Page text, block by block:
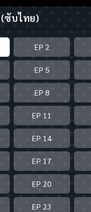
(ซับไทย)
EP 2
EP 5
EP 8
EP 11
EP 14
EP 17
EP 20
EP 23